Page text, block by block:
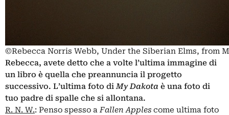
©Rebecca Norris Webb, Under the Siberian Elms, from
Rebecca, avete detto che a volte l’ultima immagine di
un libro è quella che preannuncia il progetto
successivo. L’ultima foto diMy Dakota è una foto di
tuo padre di spalle che si allontana.
R. N. W.: Penso spesso aFallen Apples come ultima foto